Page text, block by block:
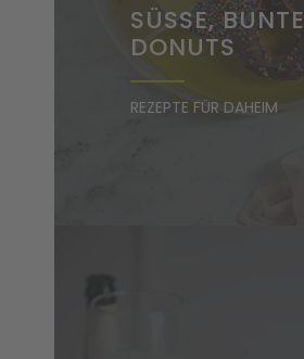
SÜSSE, BUNTE D
ONUTS
REZEPTE FÜR DAHEIM